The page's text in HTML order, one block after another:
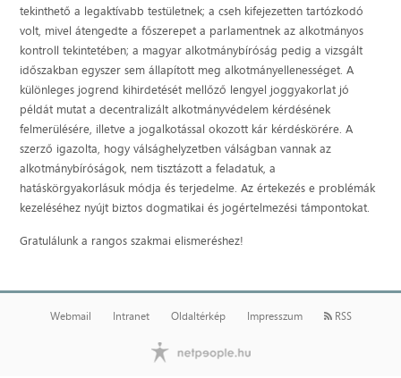
tekinthető a legaktívabb testületnek; a cseh kifejezetten tartózkodó
volt, mivel átengedte a főszerepet a parlamentnek az alkotmányos
kontroll tekintetében; a magyar alkotmánybíróság pedig a vizsgált
időszakban egyszer sem állapított meg alkotmányellenességet. A
különleges jogrend kihirdetését mellőző lengyel joggyakorlat jó
példát mutat a decentralizált alkotmányvédelem kérdésének
felmerülésére, illetve a jogalkotással okozott kár kérdéskörére. A
szerző igazolta, hogy válsághelyzetben válságban vannak az
alkotmánybíróságok, nem tisztázott a feladatuk, a
hatáskörgyakorlásuk módja és terjedelme. Az értekezés e problémák
kezeléséhez nyújt biztos dogmatikai és jogértelmezési támpontokat.
Gratulálunk a rangos szakmai elismeréshez!
Webmail Intranet Oldaltérkép Impresszum RSS